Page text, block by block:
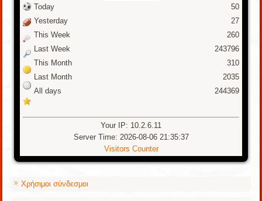
Today
Yesterday
This Week
Last Week
This Month
Last Month
All days
50
27
260
243796
310
2035
244369
Your IP: 10.2.6.11
Server Time: 2026-08-06 21:35:37
Visitors Counter
Χρήσιμοι σύνδεσμοι